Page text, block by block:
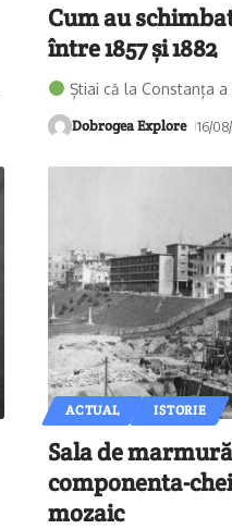
Cum au
între 1857 și 1882
Știai că la Constanța
Dobrogea Explore
16/
ACTUAL ISTORIE
Sala de
componenta-
mozaic